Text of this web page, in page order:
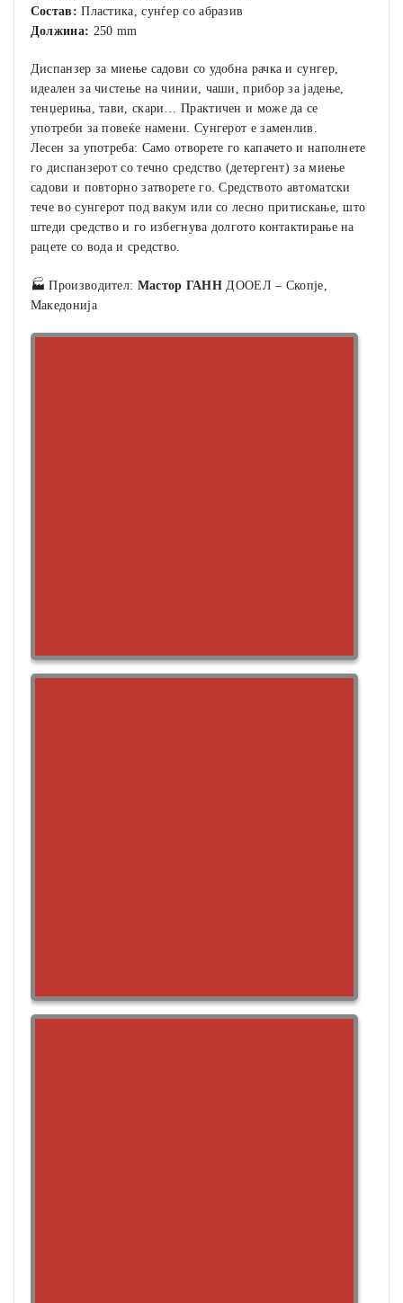
Состав: Пластика, сунѓер со абразив
Должина: 250 mm
Диспанзер за миење садови со удобна рачка и сунгер,
идеален за чистење на чинии, чаши, прибор за јадење,
тенџериња, тави, скари… Практичен и може да се
употреби за повеќе намени. Сунгерот е заменлив.
Лесен за употреба: Само отворете го капачето и наполнете
го диспанзерот со течно средство (детергент) за миење
садови и повторно затворете го. Средството автоматски
тече во сунгерот под вакум или со лесно притискање, што
штеди средство и го избегнува долгото контактирање на
рацете со вода и средство.
🏭 Производител: Мастор ГАНН ДООЕЛ – Скопје,
Македонија